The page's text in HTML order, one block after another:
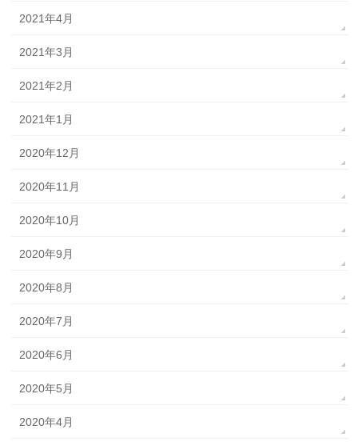
2021年4月
2021年3月
2021年2月
2021年1月
2020年12月
2020年11月
2020年10月
2020年9月
2020年8月
2020年7月
2020年6月
2020年5月
2020年4月